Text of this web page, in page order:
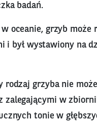
badań.
oceanie, grzyb może
i był wystawiony na
rodzaj grzyba nie
zalegającymi w
tonie w